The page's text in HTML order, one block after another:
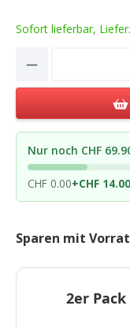
Sofort lieferbar,
Product
Nur noch CHF
CHF 0.00+CHF 14.00
Sparen mit
2er Pack